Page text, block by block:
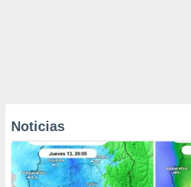
Noticias